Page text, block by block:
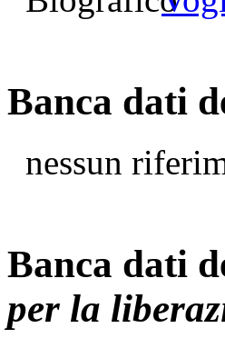
Banca dati
nessun
Banca dati
per la